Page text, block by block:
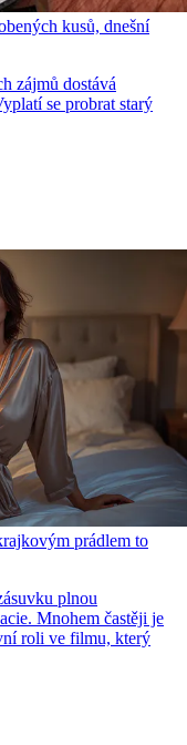
kusů, dnešní
zájmů dostává
se probrat starý
prádlem to
plnou
Mnohem častěji je
roli ve filmu, který